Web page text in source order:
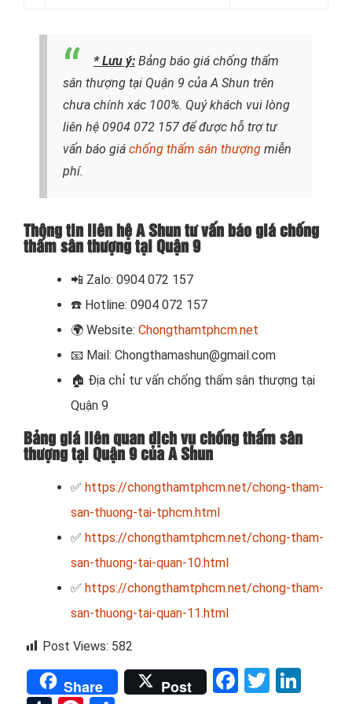
* Lưu ý: Bảng báo giá chống thấm
sân thượng tại Quận 9 của A Shun trên
chưa chính xác 100%. Quý khách vui lòng
liên hệ 0904 072 157 để được hỗ trợ tư
vấn báo giá chống thấm sân thượng miễn
phí.
Thông tin liên hệ A Shun tư vấn báo giá chống
thấm sân thượng tại Quận 9
📲 Zalo: 0904 072 157
☎️ Hotline: 0904 072 157
🌍 Website: Chongthamtphcm.net
📧 Mail: Chongthamashun@gmail.com
🏠 Địa chỉ tư vấn chống thấm sân thượng tại
Quận 9
Bảng giá liên quan dịch vụ chống thấm sân
thượng tại Quận 9 của A Shun
✅ https://chongthamtphcm.net/chong-tham-
san-thuong-tai-tphcm.html
✅ https://chongthamtphcm.net/chong-tham-
san-thuong-tai-quan-10.html
✅ https://chongthamtphcm.net/chong-tham-
san-thuong-tai-quan-11.html
Post Views: 582
Share Post Facebook
Twitter